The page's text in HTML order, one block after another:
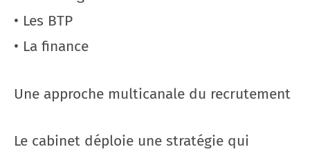
• Les BTP
• La finance
Une approche multicanale du recrutement
Le cabinet déploie une stratégie qui